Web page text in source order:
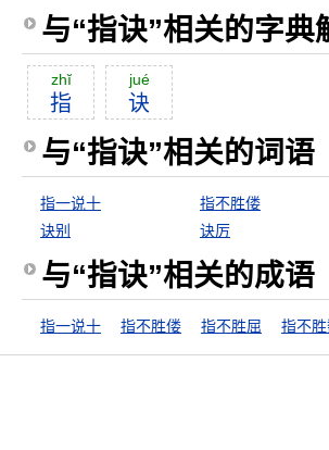
与“指诀”相关的字典
zhĭ
指
jué
诀
与“指诀”相关的词语
指一说十 指不胜偻
诀别
诀厉
与“指诀”相关的成语
指一说十 指不胜偻 指不胜屈 指不